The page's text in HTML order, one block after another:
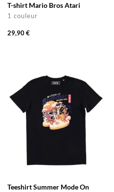
T-shirt Mario Bros Atari
1 couleur
29,90 €
Teeshirt Summer Mode On